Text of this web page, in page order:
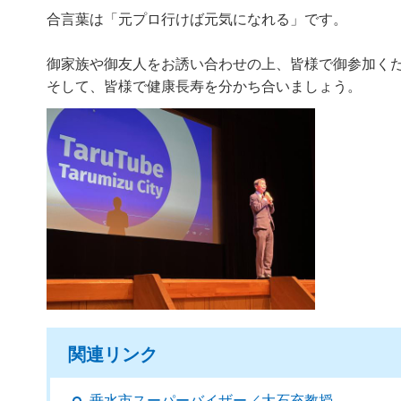
合言葉は「元プロ行けば元気になれる」です。
御家族や御友人をお誘い合わせの上、皆様で御参加く
そして、皆様で健康長寿を分かち合いましょう。
関連リンク